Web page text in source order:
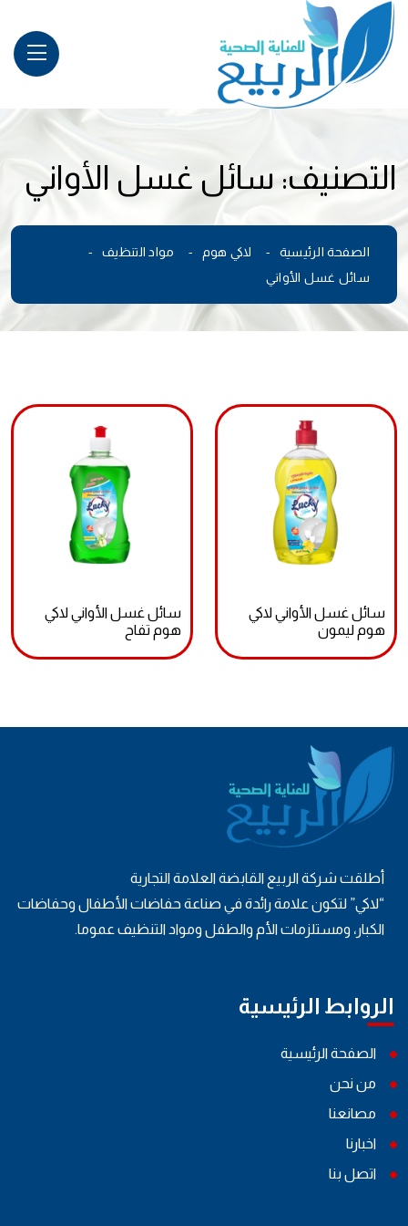
التصنيف: سائل غسل الأواني
الصفحة الرئيسية لاكي هوم
مواد التنظيف
سائل غسل الأواني
سائل غسل الأواني لاكي
هوم ليمون
سائل غسل الأواني لاكي
هوم تفاح
أطلقت شركة الربيع القابضة العلامة التجارية
“لاكي” لتكون علامة رائدة في صناعة حفاضات الأطفال وحفاضات
الكبار، ومستلزمات الأم والطفل ومواد التنظيف عموما.
الروابط الرئيسية
الصفحة الرئيسية
من نحن
مصانعنا
اخبارنا
اتصل بنا